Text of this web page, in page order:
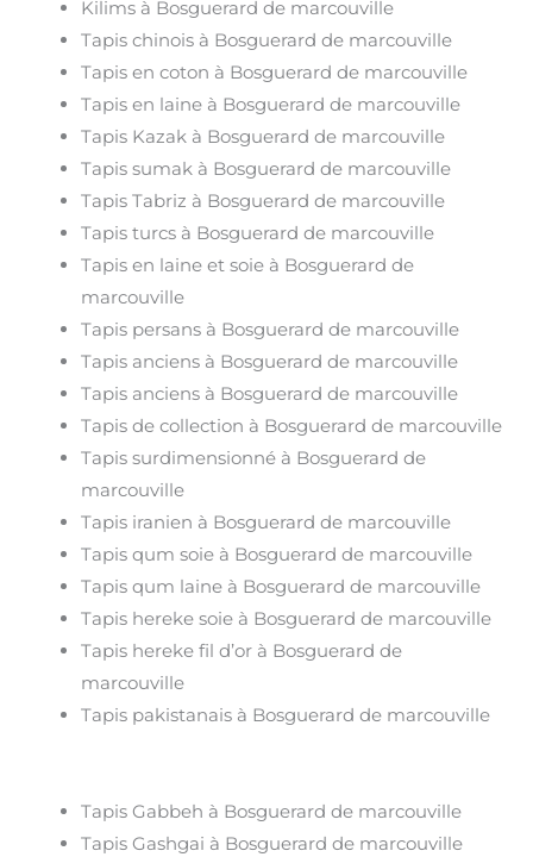
Kilims à Bosguerard de marcouville
Tapis chinois à Bosguerard de marcouville
Tapis en coton à Bosguerard de marcouville
Tapis en laine à Bosguerard de marcouville
Tapis Kazak à Bosguerard de marcouville
Tapis sumak à Bosguerard de marcouville
Tapis Tabriz à Bosguerard de marcouville
Tapis turcs à Bosguerard de marcouville
Tapis en laine et soie à Bosguerard de
marcouville
Tapis persans à Bosguerard de marcouville
Tapis anciens à Bosguerard de marcouville
Tapis anciens à Bosguerard de marcouville
Tapis de collection à Bosguerard de marcouville
Tapis surdimensionné à Bosguerard de
marcouville
Tapis iranien à Bosguerard de marcouville
Tapis qum soie à Bosguerard de marcouville
Tapis qum laine à Bosguerard de marcouville
Tapis hereke soie à Bosguerard de marcouville
Tapis hereke fil d’or à Bosguerard de
marcouville
Tapis pakistanais à Bosguerard de marcouville
Tapis Gabbeh à Bosguerard de marcouville
Tapis Gashgai à Bosguerard de marcouville